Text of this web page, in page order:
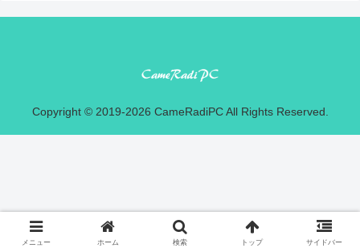
Copyright © 2019-2026 CameRadiPC All Rights Reserved.
メニュー ホーム 検索 トップ サイドバー